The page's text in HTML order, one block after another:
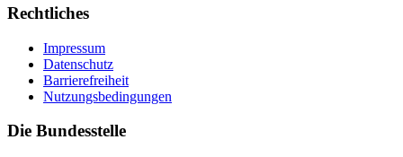
Rechtliches
Impressum
Datenschutz
Barrierefreiheit
Nutzungsbedingungen
Die Bundesstelle